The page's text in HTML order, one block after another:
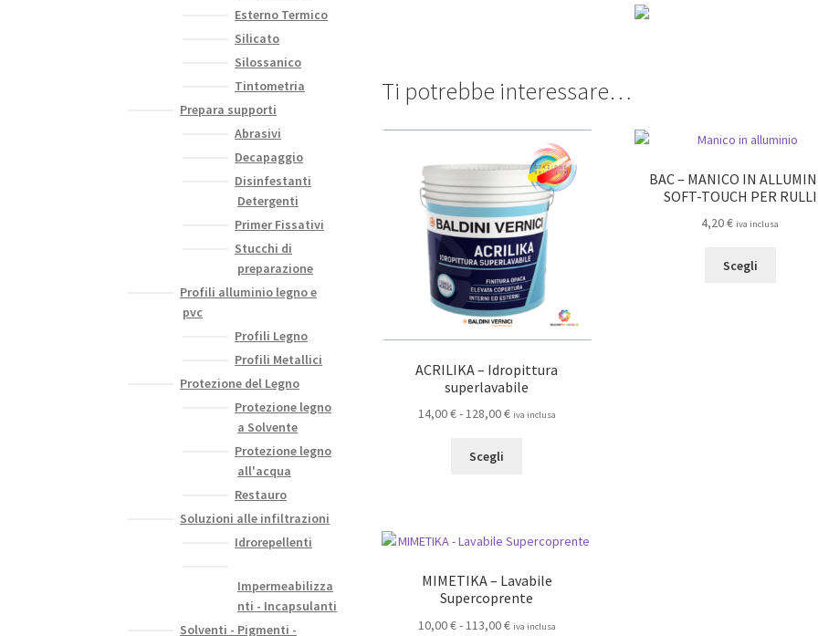
Ti potrebbe interessare…
ACRILIKA – Idropittura
superlavabile
14,00€-128,00€Fascia
iva inclusa
Scegli
Le
possono
essere
scelte
BAC – MANICO IN
SOFT-TOUCH PER RULLI
4,20€ iva inclusa
Scegli
MIMETIKA – Lavabile
Supercoprente
10,00€-113,00€Fascia
iva inclusa
Esterno Termico
Silicato
Silossanico
Tintometria
Prepara supporti
Abrasivi
Decapaggio
Disinfestanti
Detergenti
Primer Fissativi
Stucchi di
preparazione
Profili alluminio legno e
pvc
Profili Legno
Profili Metallici
Protezione del Legno
Protezione legno
a Solvente
Protezione legno
all'acqua
Restauro
Soluzioni alle infiltrazioni
Idrorepellenti
Impermeabilizza
nti - Incapsulanti
Solventi - Pigmenti -